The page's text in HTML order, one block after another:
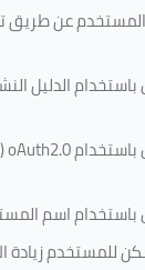
عن طريق
باستخدام الدليل
باستخدامoAuth2.0
باستخدام اسم
للمستخدم زيادة